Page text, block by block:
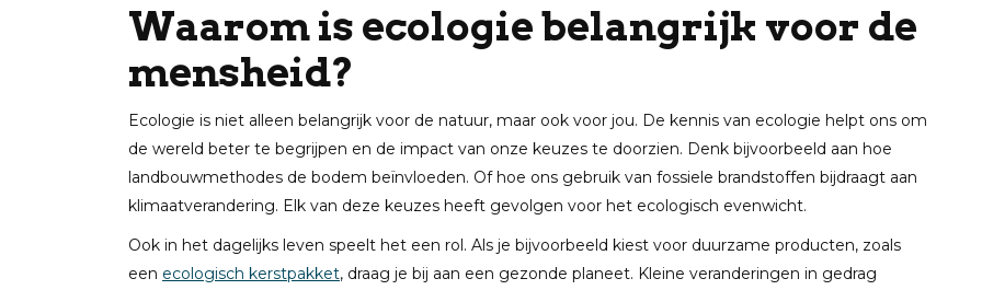
Waarom is ecologie belangrijk voor de
mensheid?
Ecologie is niet alleen belangrijk voor de natuur, maar ook voor jou. De kennis van ecologie helpt ons om
de wereld beter te begrijpen en de impact van onze keuzes te doorzien. Denk bijvoorbeeld aan hoe
landbouwmethodes de bodem beïnvloeden. Of hoe ons gebruik van fossiele brandstoffen bijdraagt aan
klimaatverandering. Elk van deze keuzes heeft gevolgen voor het ecologisch evenwicht.
Ook in het dagelijks leven speelt het een rol. Als je bijvoorbeeld kiest voor duurzame producten, zoals
een ecologisch kerstpakket, draag je bij aan een gezonde planeet. Kleine veranderingen in gedrag